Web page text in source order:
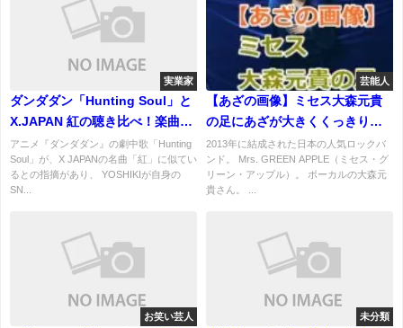
実業家
ダンダダン「Hunting Soul」と
X.JAPAN 紅の聴き比べ！楽曲騒
動を謝罪！
アニメ『ダンダダン』の劇中歌「Hunting
Soul」が、X JAPANの名曲「紅」に似てい
るとの指摘があり、 YOSHIKIが自身の
SN...
芸能人
【あざの画像】ミセス大森元貴
の足にあざが大きくくっきりと
日本列島のかたち！
2013年に結成された日本の人気ロックバ
ンド。 Mrs. GREEN APPLE（ミセス・グ
リーン・アップル）。 ボーカルの大森元
貴さん。 ...
お笑い芸人 未分類